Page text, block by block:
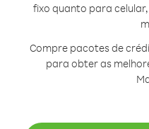
fixo quanto para
Compre pacotes de
para obter as